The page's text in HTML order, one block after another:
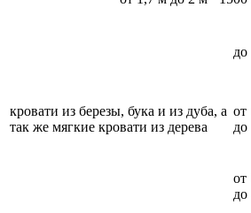
кровати из березы, бука и из дуба, а
так же мягкие кровати из дерева
от
от